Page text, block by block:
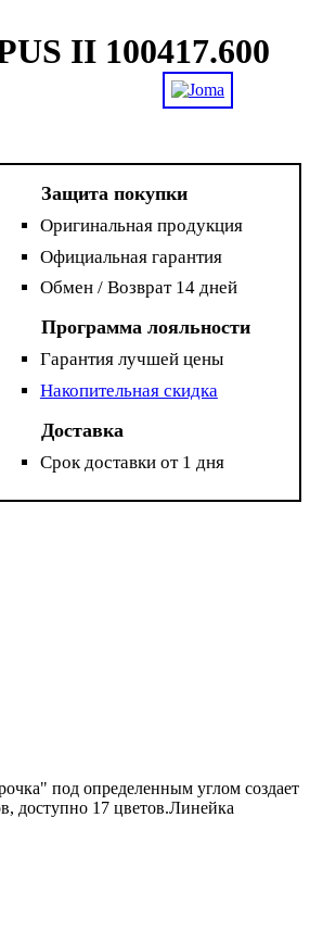
II 100417.600
Защита покупки
Оригинальная продукция
Официальная гарантия
Обмен / Возврат 14 дней
Программа лояльности
Гарантия лучшей цены
Накопительная скидка
Доставка
Срок доставки от 1 дня
под определенным углом создает
доступно 17 цветов.Линейка